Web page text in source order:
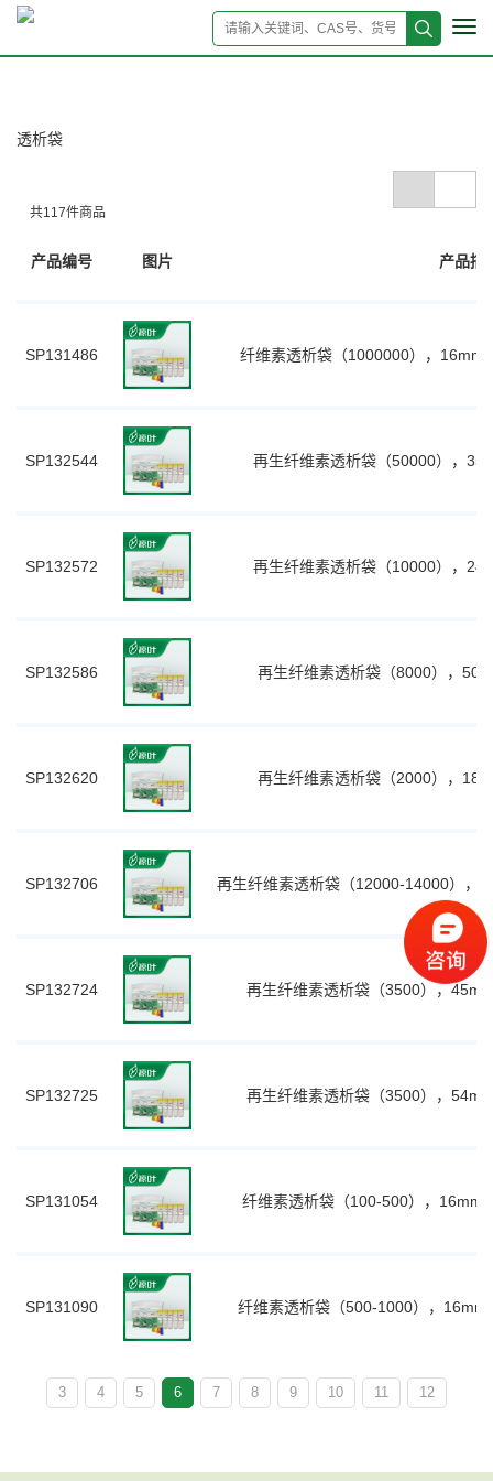
透析袋
共117件商品
产品编号 图片 产品描
SP131486 纤维素透析袋（1000000），
SP132544 再生纤维素透析袋（50000），
SP132572 再生纤维素透析袋（10000），
SP132586 再生纤维素透析袋（8000），
SP132620 再生纤维素透析袋（2000），
SP132706 再生纤维素透析袋（12000-14000），
SP132724 再生纤维素透析袋（3500），
SP132725 再生纤维素透析袋（3500），
SP131054 纤维素透析袋（100-500），
SP131090 纤维素透析袋（500-1000），
3 4 5 6 7 8 9 10 11 12